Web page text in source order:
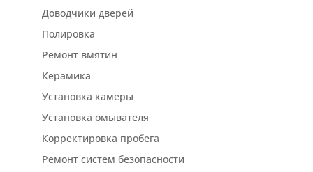
Доводчики дверей
Полировка
Ремонт вмятин
Керамика
Установка камеры
Установка омывателя
Корректировка пробега
Ремонт систем безопасности